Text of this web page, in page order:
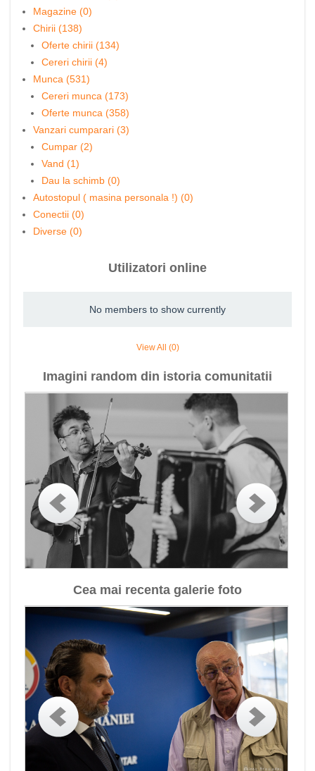
Magazine (0)
Chirii (138)
Oferte chirii (134)
Cereri chirii (4)
Munca (531)
Cereri munca (173)
Oferte munca (358)
Vanzari cumparari (3)
Cumpar (2)
Vand (1)
Dau la schimb (0)
Autostopul ( masina personala !) (0)
Conectii (0)
Diverse (0)
Utilizatori online
No members to show currently
View All (0)
Imagini random din istoria comunitatii
Cea mai recenta galerie foto